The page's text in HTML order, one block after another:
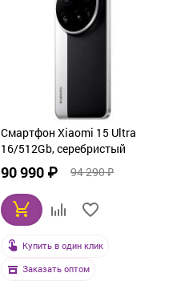
Смартфон Xiaomi 15 Ultra
16/512Gb, серебристый
90 990 ₽ 94 290 ₽
Купить в один клик
Заказать оптом